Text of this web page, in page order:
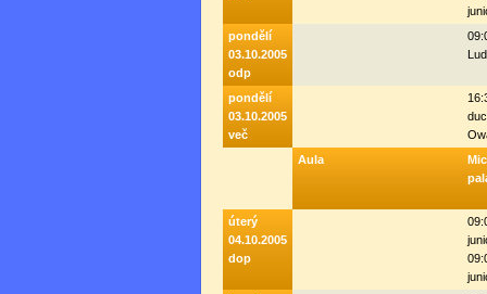
pondělí
03.10.2005
odp
pondělí
03.10.2005
več
Aula
úterý
04.10.2005
dop